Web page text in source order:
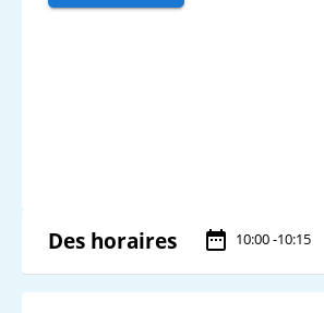
Des horaires 10:00 -10:15